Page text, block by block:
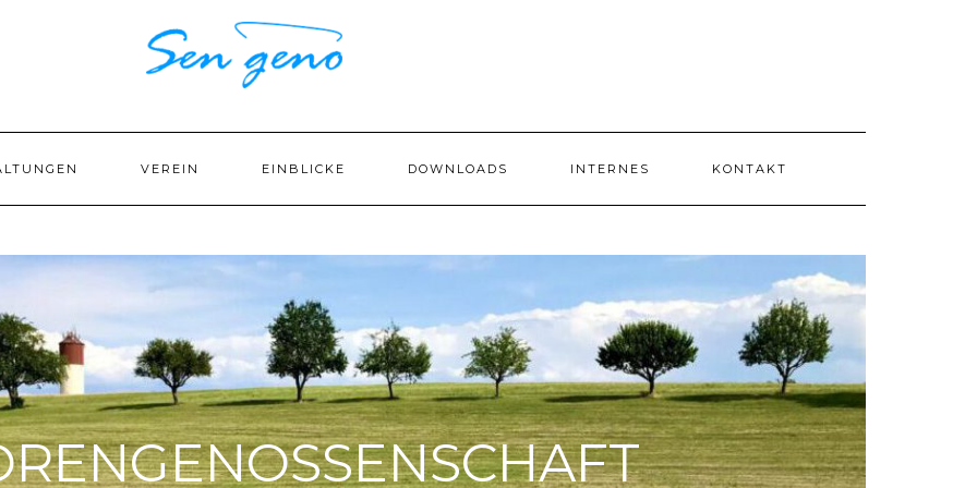
VEREIN EINBLICKE DOWNLOADS INTERNES KONTAKT